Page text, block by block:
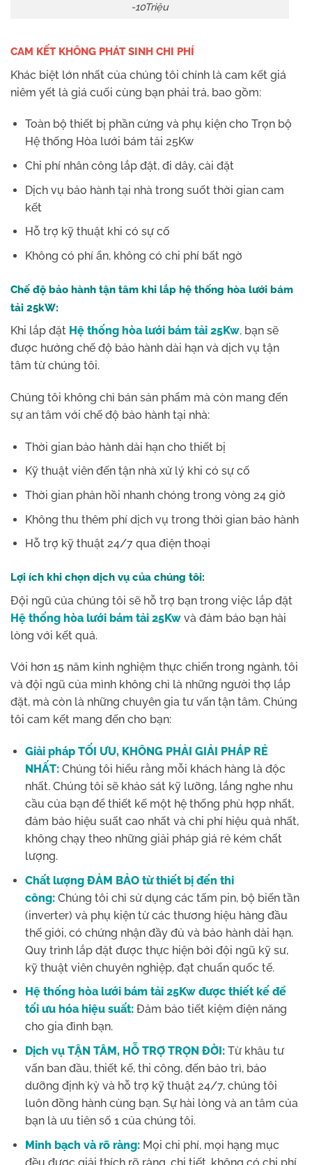
-10Triệu
CAM KẾT KHÔNG PHÁT SINH CHI PHÍ
Khác biệt lớn nhất của chúng tôi chính là cam kết giá
niêm yết là giá cuối cùng bạn phải trả, bao gồm:
Toàn bộ thiết bị phần cứng và phụ kiện cho Trọn bộ
Hệ thống Hòa lưới bám tải 25Kw
Chi phí nhân công lắp đặt, đi dây, cài đặt
Dịch vụ bảo hành tại nhà trong suốt thời gian cam
kết
Hỗ trợ kỹ thuật khi có sự cố
Không có phí ẩn, không có chi phí bất ngờ
Chế độ bảo hành tận tâm khi lắp hệ thống hòa lưới bám
tải 25kW:
Khi lắp đặt Hệ thống hòa lưới bám tải 25Kw, bạn sẽ
được hưởng chế độ bảo hành dài hạn và dịch vụ tận
tâm từ chúng tôi.
Chúng tôi không chỉ bán sản phẩm mà còn mang đến
sự an tâm với chế độ bảo hành tại nhà:
Thời gian bảo hành dài hạn cho thiết bị
Kỹ thuật viên đến tận nhà xử lý khi có sự cố
Thời gian phản hồi nhanh chóng trong vòng 24 giờ
Không thu thêm phí dịch vụ trong thời gian bảo hành
Hỗ trợ kỹ thuật 24/7 qua điện thoại
Lợi ích khi chọn dịch vụ của chúng tôi:
Đội ngũ của chúng tôi sẽ hỗ trợ bạn trong việc lắp đặt
Hệ thống hòa lưới bám tải 25Kw và đảm bảo bạn hài
lòng với kết quả.
Với hơn 15 năm kinh nghiệm thực chiến trong ngành, tôi
và đội ngũ của mình không chỉ là những người thợ lắp
đặt, mà còn là những chuyên gia tư vấn tận tâm. Chúng
tôi cam kết mang đến cho bạn:
Giải pháp TỐI ƯU, KHÔNG PHẢI GIẢI PHÁP RẺ
NHẤT:Chúng tôi hiểu rằng mỗi khách hàng là độc
nhất. Chúng tôi sẽ khảo sát kỹ lưỡng, lắng nghe nhu
cầu của bạn để thiết kế một hệ thống phù hợp nhất,
đảm bảo hiệu suất cao nhất và chi phí hiệu quả nhất,
không chạy theo những giải pháp giá rẻ kém chất
lượng.
Chất lượng ĐẢM BẢO từ thiết bị đến thi
công:Chúng tôi chỉ sử dụng các tấm pin, bộ biến tần
(inverter) và phụ kiện từ các thương hiệu hàng đầu
thế giới, có chứng nhận đầy đủ và bảo hành dài hạn.
Quy trình lắp đặt được thực hiện bởi đội ngũ kỹ sư,
kỹ thuật viên chuyên nghiệp, đạt chuẩn quốc tế.
Hệ thống hòa lưới bám tải 25Kw được thiết kế để
tối ưu hóa hiệu suất:Đảm bảo tiết kiệm điện năng
cho gia đình bạn.
Dịch vụ TẬN TÂM, HỖ TRỢ TRỌN ĐỜI:Từ khâu tư
vấn ban đầu, thiết kế, thi công, đến bảo trì, bảo
dưỡng định kỳ và hỗ trợ kỹ thuật 24/7, chúng tôi
luôn đồng hành cùng bạn. Sự hài lòng và an tâm của
bạn là ưu tiên số 1 của chúng tôi.
Minh bạch và rõ ràng:Mọi chi phí, mọi hạng mục
đều được giải thích rõ ràng, chi tiết, không có chi phí